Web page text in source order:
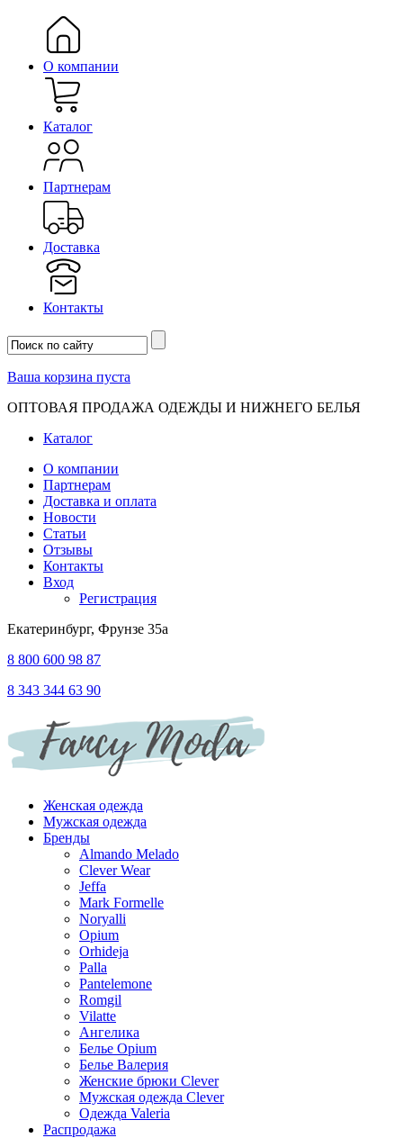
О компании
Каталог
Партнерам
Доставка
Контакты
Ваша корзина пуста
ОПТОВАЯ ПРОДАЖА ОДЕЖДЫ И НИЖНЕГО БЕЛЬЯ
Каталог
О компании
Партнерам
Доставка и оплата
Новости
Статьи
Отзывы
Контакты
Вход
Регистрация
Екатеринбург, Фрунзе 35а
8 800 600 98 87
8 343 344 63 90
Женская одежда
Мужская одежда
Бренды
Almando Melado
Clever Wear
Jeffa
Mark Formelle
Noryalli
Opium
Orhideja
Palla
Pantelemone
Romgil
Vilatte
Ангелика
Белье Opium
Белье Валерия
Женские брюки Clever
Мужская одежда Clever
Одежда Valeria
Распродажа